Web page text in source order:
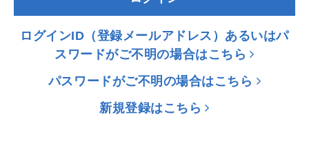
ログインID（登録メールアドレス）あるいはパ
スワードがご不明の場合はこちら
パスワードがご不明の場合はこちら
新規登録はこちら